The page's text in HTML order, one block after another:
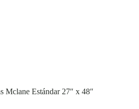
Mclane Estándar 27″ x 48″